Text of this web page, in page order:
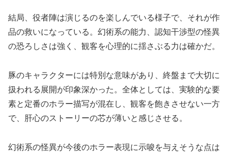
結局、役者陣は演じるのを楽しんでいる様子で、それが作
品の救いになっている。幻術系の能力、認知干渉型の怪異
の恐ろしさは強く、観客を心理的に揺さぶる力は確かだ。
豚のキャラクターには特別な意味があり、終盤まで大切に
扱われる展開が印象深かった。全体としては、実験的な要
素と定番のホラー描写が混在し、観客を飽きさせない一方
で、肝心のストーリーの芯が薄いと感じさせる。
幻術系の怪異が今後のホラー表現に示唆を与えそうな点は